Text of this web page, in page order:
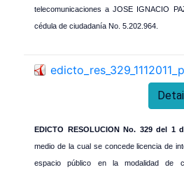
telecomunicaciones a JOSE IGNACIO
cédula de ciudadanía No. 5.202.964.
EDICTO RESOLUCION No. 329 del 1
medio de la cual se concede licencia de
espacio público en la modalidad de